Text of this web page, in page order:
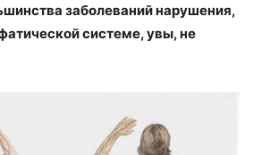
заболеваний нарушения,
системе, увы, не